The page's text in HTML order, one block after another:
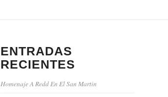
ENTRADAS
RECIENTES
Homenaje A Redd En El San Martin